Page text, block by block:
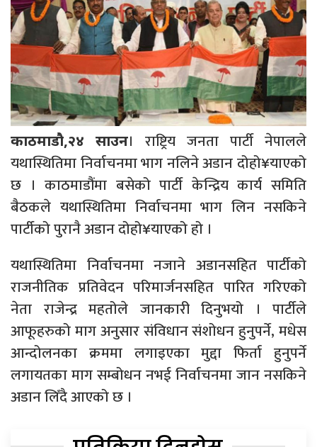
काठमाडौ,२४ साउन। राष्ट्रिय जनता पार्टी नेपालले
यथास्थितिमा निर्वाचनमा भाग नलिने अडान दोहो¥याएको
छ । काठमाडौंमा बसेको पार्टी केन्द्रिय कार्य समिति
बैठकले यथास्थितिमा निर्वाचनमा भाग लिन नसकिने
पार्टीको पुरानै अडान दोहो¥याएको हो ।
यथास्थितिमा निर्वाचनमा नजाने अडानसहित पार्टीको
राजनीतिक प्रतिवेदन परिमार्जनसहित पारित गरिएको
नेता राजेन्द्र महतोले जानकारी दिनुभयो । पार्टीले
आफूहरुको माग अनुसार संविधान संशोधन हुनुपर्ने, मधेस
आन्दोलनका क्रममा लगाइएका मुद्दा फिर्ता हुनुपर्ने
लगायतका माग सम्बोधन नभई निर्वाचनमा जान नसकिने
अडान लिँदै आएको छ ।